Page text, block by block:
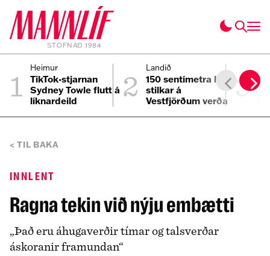
STOFNAÐ 1984
1 Heimur
TikTok-stjarnan
Sydney Towle flutt á
líknardeild
2 Landið
150 sentímetra háir
stilkar á
Vestfjörðum verða
3
TIL BAKA
INNLENT
Ragna tekin við nýju embætti
„Það eru áhugaverðir tímar og talsverðar
áskoranir framundan“